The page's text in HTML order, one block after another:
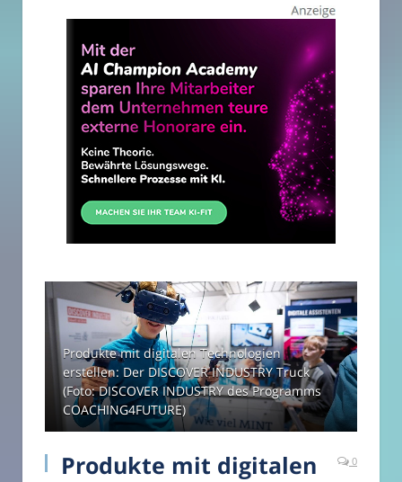
Produkte mit digitalen Technologien
erstellen: Der DISCOVER INDUSTRY Truck
(Foto: DISCOVER INDUSTRY des Programms
COACHING4FUTURE)
Produkte mit digitalen
0